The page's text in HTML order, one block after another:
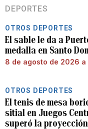
DEPORTES
OTROS DEPORTES
El sable le da a
medalla en Santo
8 de agosto de 2026 a
OTROS DEPORTES
El tenis de mesa
sitial en Juegos
superó la